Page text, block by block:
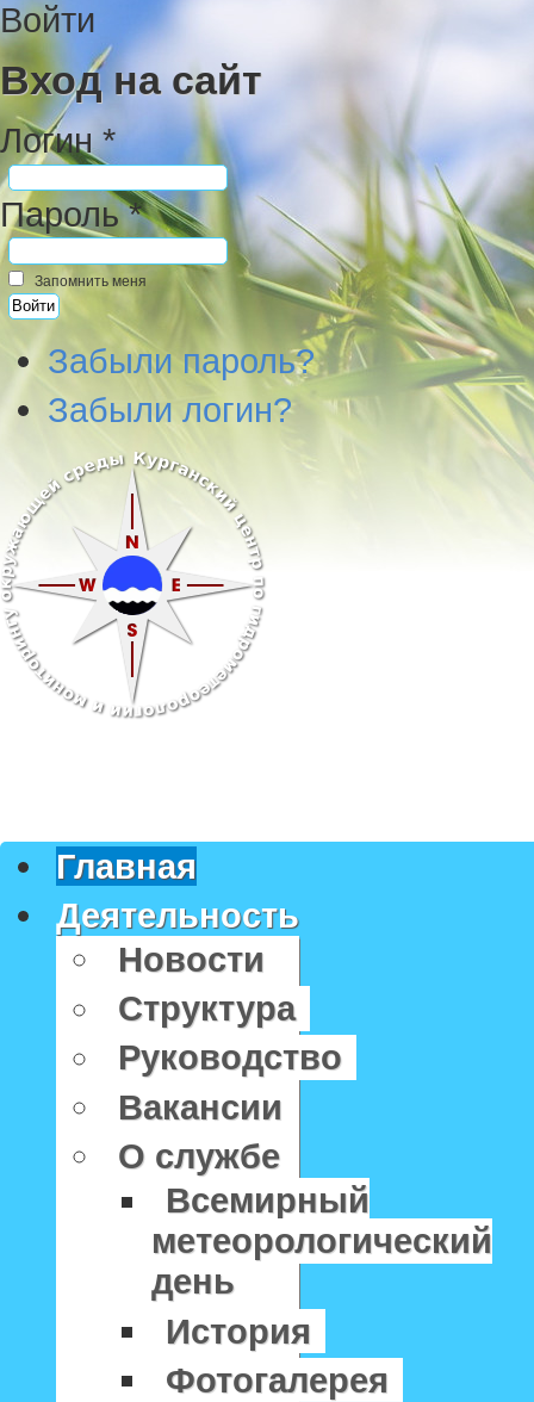
Войти
Вход на сайт
Логин *
Пароль *
Запомнить меня
Забыли пароль?
Забыли логин?
Главная
Деятельность
Новости
Структура
Руководство
Вакансии
О службе
Всемирный
метеорологический
день
История
Фотогалерея